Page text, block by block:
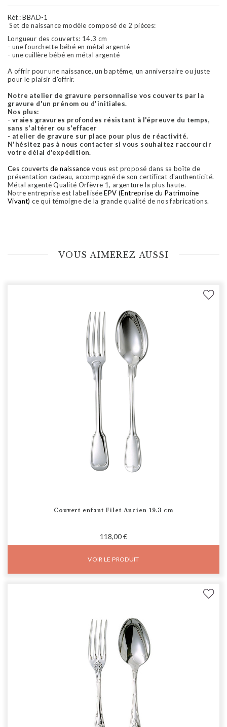
Réf.:BBAD-1
Set de naissance modèle composé de 2 pièces:
Longueur des couverts: 14.3 cm
- une fourchette bébé en métal argenté
- une cuillère bébé en métal argenté
A offrir pour une naissance, un baptême, un anniversaire ou juste
pour le plaisir d'offrir.
Notre atelier de gravure personnalise vos couverts par la
gravure d'un prénom ou d'initiales.
Nos plus:
- vraies gravures profondes résistant à l'épreuve du temps,
sans s'altérer ou s'effacer
- atelier de gravure sur place pour plus de réactivité.
N'hésitez pas à nous contacter si vous souhaitez raccourcir
votre délai d'expédition.
Ces couverts de naissance vous est proposé dans sa boîte de
présentation cadeau, accompagné de son certificat d'authenticité.
Métal argenté Qualité Orfèvre 1, argenture la plus haute.
Notre entreprise est labelliséeEPV (Entreprise du Patrimoine
Vivant) ce qui témoigne de la grande qualité de nos fabrications.
VOUS AIMEREZ AUSSI
Couvert enfant Filet Ancien 19.3 cm
118,00 €
VOIR LE PRODUIT